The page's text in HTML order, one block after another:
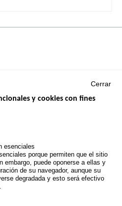
PROCEDENTES DE
DE ESTUDIOS
Cerrar
y cookies con fines
esenciales
porque permiten que el sitio
embargo, puede oponerse a ellas y
de su navegador, aunque su
degradada y esto será efectivo